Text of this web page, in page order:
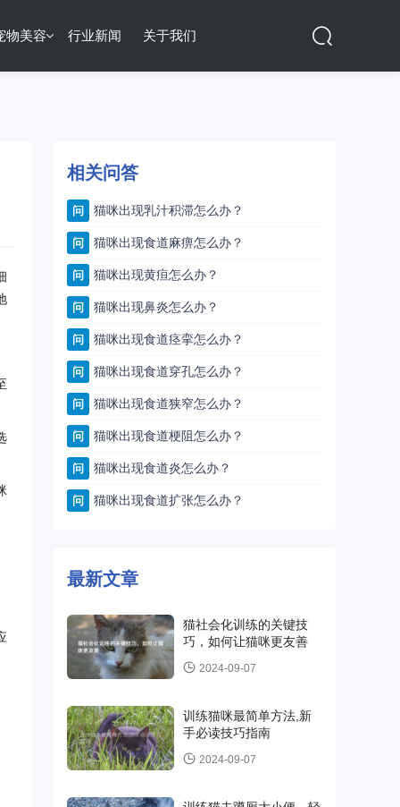
物美容 行业新闻 关于我们
相关问答
问 猫咪出现乳汁积滞怎么办？
问 猫咪出现食道麻痹怎么办？
问 猫咪出现黄疸怎么办？
问 猫咪出现鼻炎怎么办？
问 猫咪出现食道痉挛怎么办？
问 猫咪出现食道穿孔怎么办？
问 猫咪出现食道狭窄怎么办？
问 猫咪出现食道梗阻怎么办？
问 猫咪出现食道炎怎么办？
问 猫咪出现食道扩张怎么办？
最新文章
猫社会化训练的关键技
巧，如何让猫咪更友善
2024-09-07
训练猫咪最简单方法,新
手必读技巧指南
2024-09-07